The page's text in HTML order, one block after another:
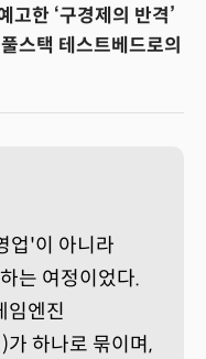
고한 ‘구경제의 반격’
스택 테스트베드로의
업'이 아니라
는 여정이었다.
임엔진
하나로 묶이며,